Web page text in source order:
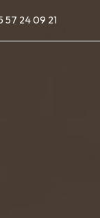
57 24 09 21